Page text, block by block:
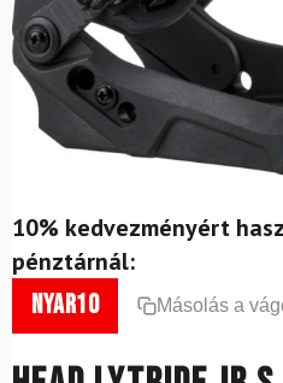
10% kedvezményért
pénztárnál:
nyar10 Másolás a